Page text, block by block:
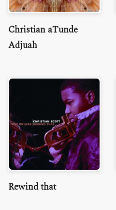
Christian aTunde
Adjuah
Rewind that